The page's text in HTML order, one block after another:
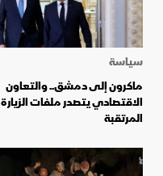
سياسة
ماكرون إلى دمشق.. والتعاون
الاقتصادي يتصدر ملفات الزيارة
المرتقبة